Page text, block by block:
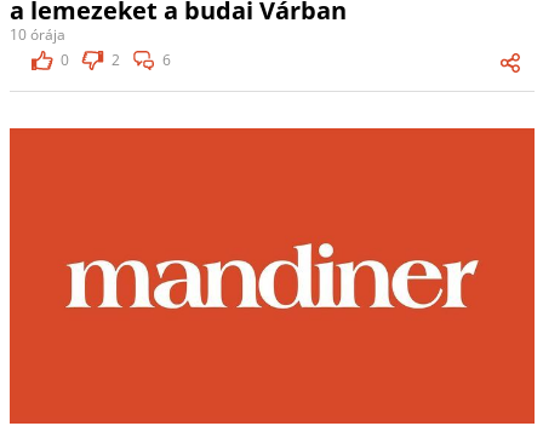
a lemezeket a budai Várban
10 órája
0
2 6